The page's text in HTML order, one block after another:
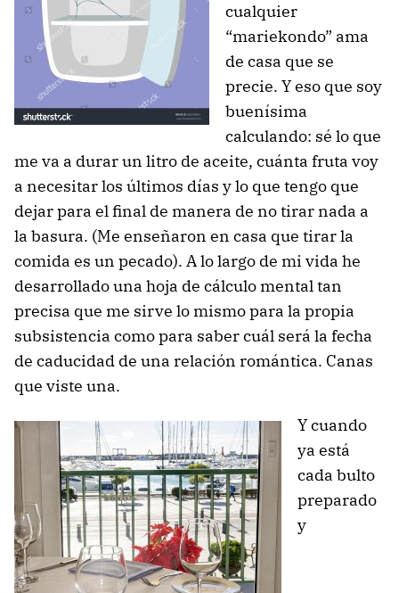
cualquier
“mariekondo” ama
de casa que se
precie. Y eso que soy
buenísima
calculando: sé lo que
me va a durar un litro de aceite, cuánta fruta voy
a necesitar los últimos días y lo que tengo que
dejar para el final de manera de no tirar nada a
la basura. (Me enseñaron en casa que tirar la
comida es un pecado). A lo largo de mi vida he
desarrollado una hoja de cálculo mental tan
precisa que me sirve lo mismo para la propia
subsistencia como para saber cuál será la fecha
de caducidad de una relación romántica. Canas
que viste una.
Y cuando
ya está
cada bulto
preparado
y